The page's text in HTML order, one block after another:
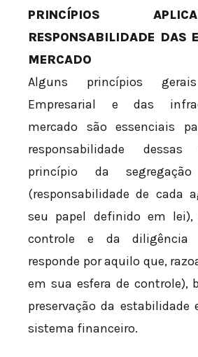
PRINCÍPIOS
RESPONSABILIDADE DAS
MERCADO
Alguns princípios
Empresarial e das
mercado são essenciais
responsabilidade
princípio da
(responsabilidade de cada
seu papel definido em
controle e da diligência
responde por aquilo que,
em sua esfera de controle),
preservação da estabilidade
sistema financeiro.